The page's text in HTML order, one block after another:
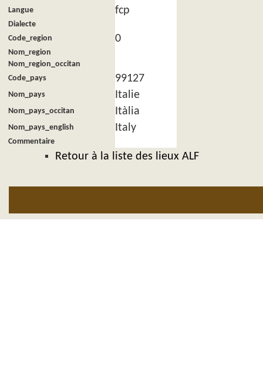
Langue fcp
Dialecte
Code_region
0
Nom_region
Nom_region_occitan
Code_pays
99127
Nom_pays Italie
Nom_pays_occitan Itàlia
Nom_pays_english Italy
Commentaire
Retour à la liste des lieux ALF